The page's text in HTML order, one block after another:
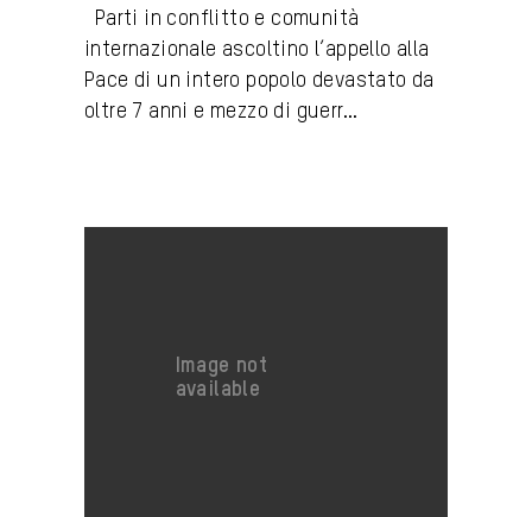
Parti in conflitto e comunità
internazionale ascoltino l’appello alla
Pace di un intero popolo devastato da
oltre 7 anni e mezzo di guerr...